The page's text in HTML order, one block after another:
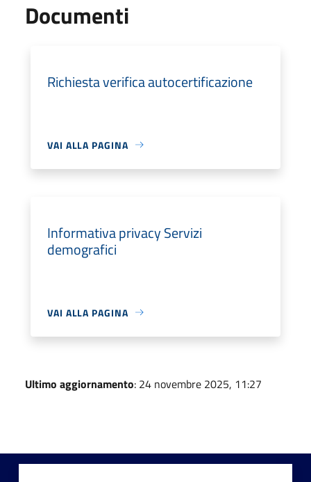
Documenti
Richiesta verifica autocertificazione
VAI ALLA PAGINA
Informativa privacy Servizi
demografici
VAI ALLA PAGINA
Ultimo aggiornamento: 24 novembre 2025, 11:27